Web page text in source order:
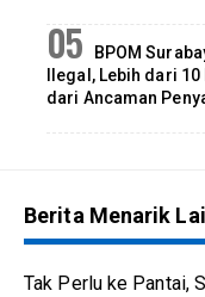
BPOM
Ilegal, Lebih dari
dari Ancaman
Berita Menarik
Tak Perlu ke Pantai,